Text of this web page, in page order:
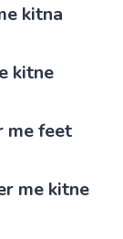
kitna
kitne
me feet
me kitne